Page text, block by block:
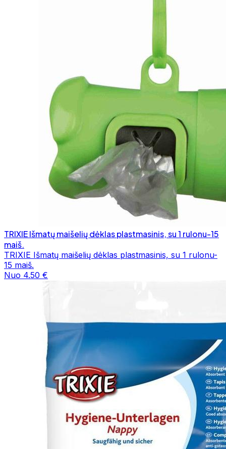
TRIXIE Išmatų maišelių dėklas plastmasinis, su 1 rulonu-15
maiš.
TRIXIE Išmatų maišelių dėklas plastmasinis, su 1 rulonu-
15 maiš.
Nuo 4.50 €